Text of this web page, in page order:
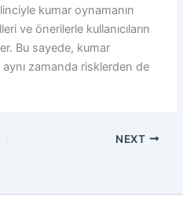
kumar oynamanın
ve önerilerle kullanıcıların
Bu sayede, kumar
aynı zamanda risklerden de
NEXT